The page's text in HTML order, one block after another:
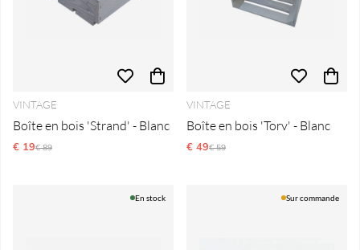
VINTAGE
Boîte en bois 'Strand' - Blanc
€ 19Prix régulier:
€ 89
VINTAGE
Boîte en bois 'Torv' - Blanc
€ 49Prix régulier:
€ 59
En stock Sur commande